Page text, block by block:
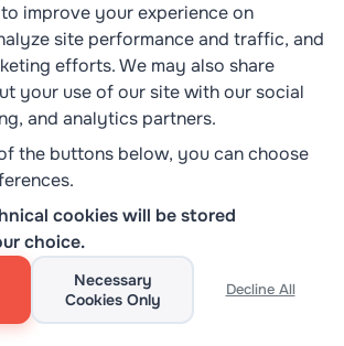
ASN, atau catatan ROA
masing. Koordinasikan
AlexHost untuk memastikan
mendukung topologi multi-
benar.
UNTUK SEMUA LAYANAN HOSTING
improve your experience on
site performance and traffic, and
efforts. We may also share
your use of our site with our social
and analytics partners.
the buttons below, you can choose
cookies will be stored
choice.
Necessary
Cookies Only
Decline All